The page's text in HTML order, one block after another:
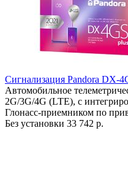
Сигнализация Pandora DX-
Автомобильное
2G/3G/4G (LTE), с
Глонасс-приемником по
Без установки 33 742 р.